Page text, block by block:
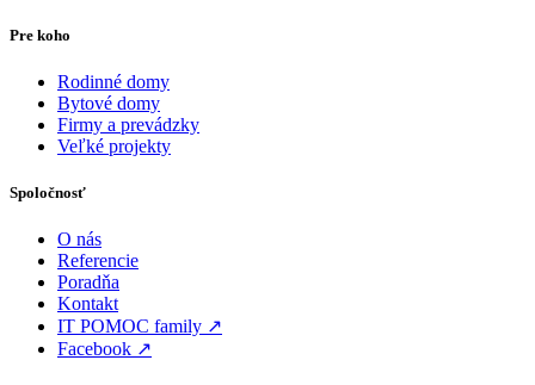
Pre koho
Rodinné domy
Bytové domy
Firmy a prevádzky
Veľké projekty
Spoločnosť
O nás
Referencie
Poradňa
Kontakt
IT POMOC family ↗
Facebook ↗